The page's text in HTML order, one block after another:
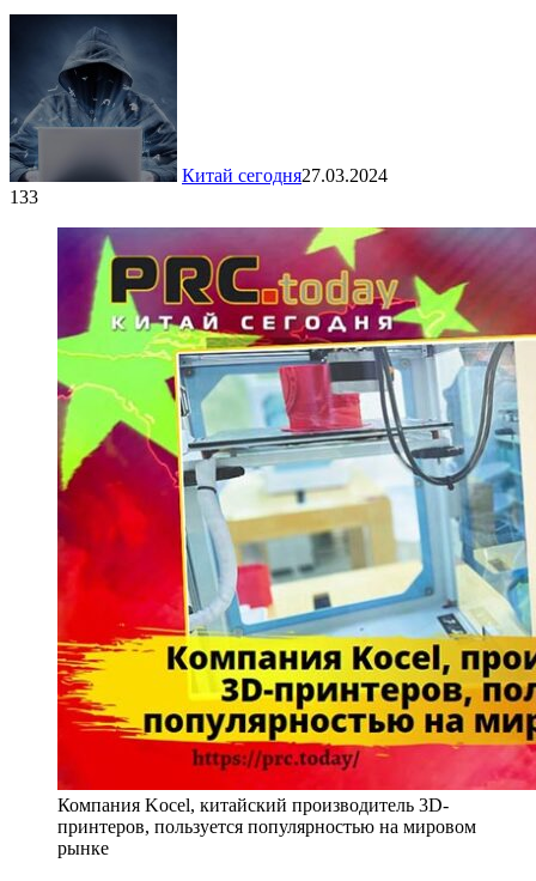
Китай сегодня27.03.2024
133
Компания Kocel, китайский производитель 3D-
принтеров, пользуется популярностью на мировом
рынке